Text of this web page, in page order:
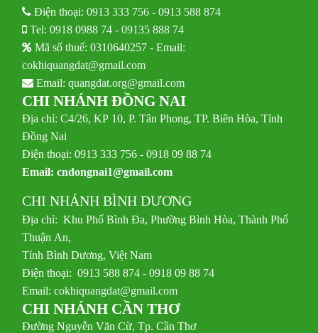
Điện thoại:0913 333 756 -0913 588 874
Tel:0918 0988 74 -09135 888 74
Mã số thuế: 0310640257 - Email:
cokhiquangdat@gmail.com
Email:quangdat.org@gmail.com
CHI NHÁNH ĐỒNG NAI
Địa chỉ: C4/26, KP 10, P. Tân Phong, TP. Biên Hòa, Tỉnh
Đồng Nai
Điện thoại: 0913 333 756 - 0918 09 88 74
Email:cndongnai1@gmail.com
CHI NHÁNH BÌNH DƯƠNG
Địa chỉ: Khu Phố Bình Đa, Phường Bình Hòa, Thành Phố
Thuận An,
Tỉnh Bình Dương, Việt Nam
Điện thoại: 0913 588 874 - 0918 09 88 74
Email:cokhiquangdat@gmail.com
CHI NHÁNH CẦN THƠ
Đường Nguyễn Văn Cừ, Tp. Cần Thơ